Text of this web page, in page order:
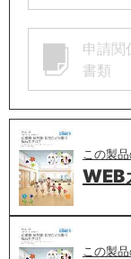
申請関
書類
この製
WEB
この製